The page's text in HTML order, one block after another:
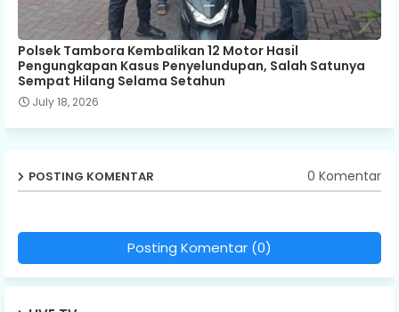
Polsek Tambora Kembalikan 12 Motor Hasil
Pengungkapan Kasus Penyelundupan, Salah Satunya
Sempat Hilang Selama Setahun
July 18, 2026
POSTING KOMENTAR 0 Komentar
Posting Komentar (0)